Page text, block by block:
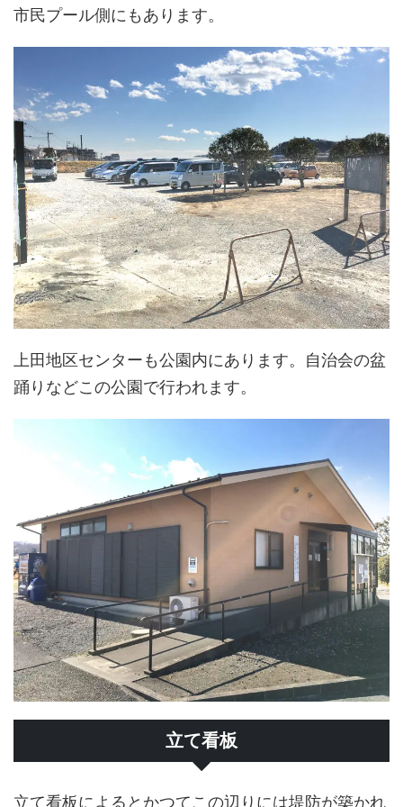
市民プール側にもあります。
上田地区センターも公園内にあります。自治会の盆
踊りなどこの公園で行われます。
立て看板
立て看板によるとかつてこの辺りには堤防が築かれ